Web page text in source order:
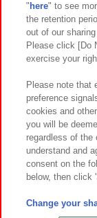
関連会社
プライバシーポ
お取引先
カスタマーハラス
" here" to see
the retention
out of our
Please click [Do
exercise your
Please note that
preference
cookies and
you will be
regardless of the
understand and
consent on the
below, then click
Change your